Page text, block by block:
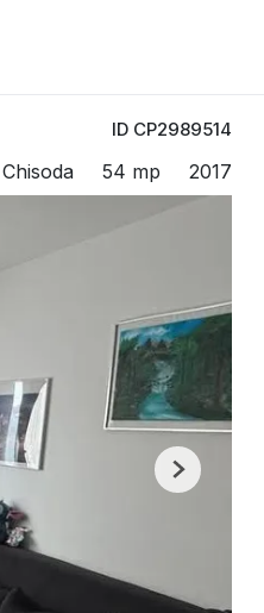
ID CP2989514
Chisoda 54 mp 2017
Next